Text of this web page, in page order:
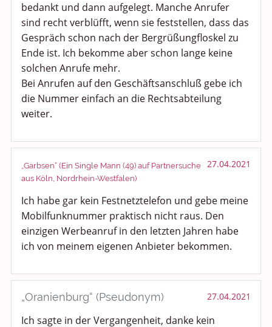
bedankt und dann aufgelegt. Manche Anrufer
sind recht verblüfft, wenn sie feststellen, dass das
Gespräch schon nach der Bergrüßungfloskel zu
Ende ist. Ich bekomme aber schon lange keine
solchen Anrufe mehr.
Bei Anrufen auf den Geschäftsanschluß gebe ich
die Nummer einfach an die Rechtsabteilung
weiter.
„Garbsen“ (Ein Single Mann (49) auf Partnersuche
aus Köln, Nordrhein-Westfalen)
27.04.2021
Ich habe gar kein Festnetztelefon und gebe meine
Mobilfunknummer praktisch nicht raus. Den
einzigen Werbeanruf in den letzten Jahren habe
ich von meinem eigenen Anbieter bekommen.
„Oranienburg“ (Pseudonym) 27.04.2021
Ich sagte in der Vergangenheit, danke kein